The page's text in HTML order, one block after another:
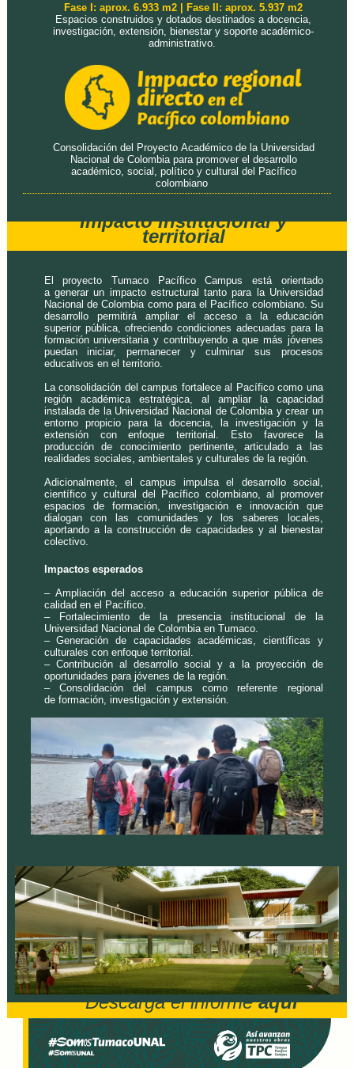
Fase I: aprox. 6.933 m2 | Fase II: aprox. 5.937 m2
Espacios construidos y dotados destinados a docencia,
investigación, extensión, bienestar y soporte académico-
administrativo.
Consolidación del Proyecto Académico de la Universidad
Nacional de Colombia para promover el desarrollo
académico, social, político y cultural del Pacífico
colombiano
Impacto institucional y
territorial
El proyecto Tumaco Pacífico Campus está orientado
a generar un impacto estructural tanto para la Universidad
Nacional de Colombia como para el Pacífico colombiano. Su
desarrollo permitirá ampliar el acceso a la educación
superior pública, ofreciendo condiciones adecuadas para la
formación universitaria y contribuyendo a que más jóvenes
puedan iniciar, permanecer y culminar sus procesos
educativos en el territorio.
La consolidación del campus fortalece al Pacífico como una
región académica estratégica, al ampliar la capacidad
instalada de la Universidad Nacional de Colombia y crear un
entorno propicio para la docencia, la investigación y la
extensión con enfoque territorial. Esto favorece la
producción de conocimiento pertinente, articulado a las
realidades sociales, ambientales y culturales de la región.
Adicionalmente, el campus impulsa el desarrollo social,
científico y cultural del Pacífico colombiano, al promover
espacios de formación, investigación e innovación que
dialogan con las comunidades y los saberes locales,
aportando a la construcción de capacidades y al bienestar
colectivo.
Impactos esperados
– Ampliación del acceso a educación superior pública de
calidad en el Pacífico.
– Fortalecimiento de la presencia institucional de la
Universidad Nacional de Colombia en Tumaco.
– Generación de capacidades académicas, científicas y
culturales con enfoque territorial.
– Contribución al desarrollo social y a la proyección de
oportunidades para jóvenes de la región.
– Consolidación del campus como referente regional
de formación, investigación y extensión.
Descarga el informeaquí